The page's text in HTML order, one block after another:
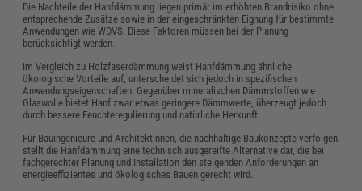
Die Nachteile der Hanfdämmung liegen primär im erhöhten Brandrisiko ohne
entsprechende Zusätze sowie in der eingeschränkten Eignung für bestimmte
Anwendungen wie WDVS. Diese Faktoren müssen bei der Planung
berücksichtigt werden.
Im Vergleich zu Holzfaserdämmung weist Hanfdämmung ähnliche
ökologische Vorteile auf, unterscheidet sich jedoch in spezifischen
Anwendungseigenschaften. Gegenüber mineralischen Dämmstoffen wie
Glaswolle bietet Hanf zwar etwas geringere Dämmwerte, überzeugt jedoch
durch bessere Feuchteregulierung und natürliche Herkunft.
Für Bauingenieure und Architektinnen, die nachhaltige Baukonzepte verfolgen,
stellt die Hanfdämmung eine technisch ausgereifte Alternative dar, die bei
fachgerechter Planung und Installation den steigenden Anforderungen an
energieeffizientes und ökologisches Bauen gerecht wird.